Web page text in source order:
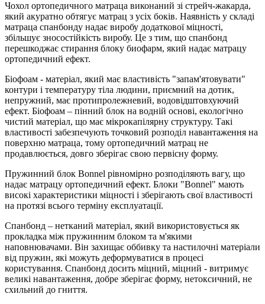
Чохол ортопедичного матраца виконаний зі стрейч-жакарда,
який акуратно обтягує матрац з усіх боків. Наявність у складі
матраца спанбонду надає виробу додаткової міцності,
збільшує зносостійкість виробу. Це з тим, що спанбонд
перешкоджає стирання блоку биофарм, який надає матрацу
ортопедичний ефект.
Біофоам - матеріал, який має властивість "запам'ятовувати"
контури і температуру тіла людини, приємний на дотик,
непружний, має протипролежневий, водовідштовхуючий
ефект. Біофоам – пінний блок на водній основі, екологічно
чистий матеріал, що має мікрокапілярну структуру. Такі
властивості забезпечують точковий розподіл навантаження на
поверхню матраца, тому ортопедичний матрац не
продавлюється, довго зберігає свою первісну форму.
Пружинний блок Bonnel рівномірно розподіляють вагу, що
надає матрацу ортопедичний ефект. Блоки "Bоnnel" мають
високі характеристики міцності і зберігають свої властивості
на протязі всього терміну експлуатації.
Спанбонд – нетканий матеріал, який використовується як
прокладка між пружинним блоком та м'якими
наповнювачами. Він захищає оббивку та настилочні матеріали
від пружин, які можуть деформуватися в процесі
користування. Спанбонд досить міцний, міцний - витримує
великі навантаження, добре зберігає форму, нетоксичний, не
схильний до гниття.